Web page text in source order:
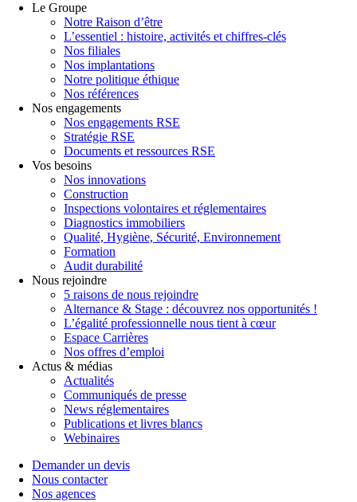
Le Groupe
Notre Raison d’être
L’essentiel : histoire, activités et chiffres-clés
Nos filiales
Nos implantations
Notre politique éthique
Nos références
Nos engagements
Nos engagements RSE
Stratégie RSE
Documents et ressources RSE
Vos besoins
Nos innovations
Construction
Inspections volontaires et réglementaires
Diagnostics immobiliers
Qualité, Hygiène, Sécurité, Environnement
Formation
Audit durabilité
Nous rejoindre
5 raisons de nous rejoindre
Alternance & Stage : découvrez nos opportunités !
L’égalité professionnelle nous tient à cœur
Espace Carrières
Nos offres d’emploi
Actus & médias
Actualités
Communiqués de presse
News réglementaires
Publications et livres blancs
Webinaires
Demander un devis
Nous contacter
Nos agences